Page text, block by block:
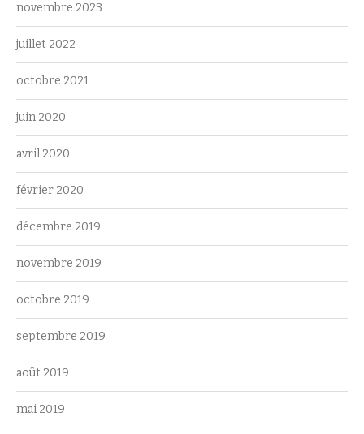
novembre 2023
juillet 2022
octobre 2021
juin 2020
avril 2020
février 2020
décembre 2019
novembre 2019
octobre 2019
septembre 2019
août 2019
mai 2019